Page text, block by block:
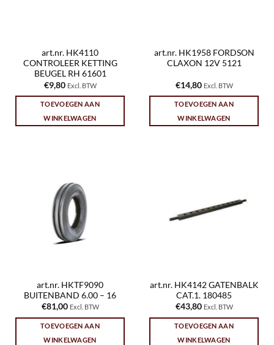
art.nr. HK4110
CONTROLEER KETTING
BEUGEL RH 61601
€9,80 Excl. BTW
TOEVOEGEN AAN
WINKELWAGEN
art.nr. HK1958 FORDSON
CLAXON 12V 5121
€14,80 Excl. BTW
TOEVOEGEN AAN
WINKELWAGEN
art.nr. HKTF9090
BUITENBAND 6.00 – 16
€81,00 Excl. BTW
TOEVOEGEN AAN
WINKELWAGEN
art.nr. HK4142 GATENBALK
CAT.1. 180485
€43,80 Excl. BTW
TOEVOEGEN AAN
WINKELWAGEN